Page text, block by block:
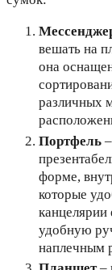
вешать на
она
различных
Портфель
форме,
которые
удобную
наплечным